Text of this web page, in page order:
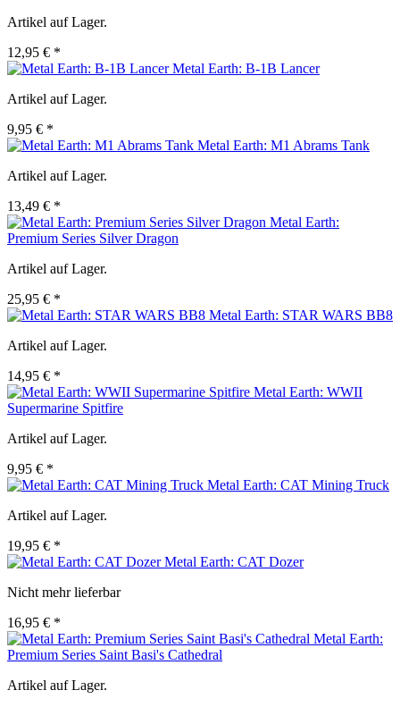
Artikel auf Lager.
12,95 € *
Metal Earth: B-1B Lancer
Artikel auf Lager.
9,95 € *
Metal Earth: M1 Abrams Tank
Artikel auf Lager.
13,49 € *
Metal Earth:
Premium Series Silver Dragon
Artikel auf Lager.
25,95 € *
Metal Earth: STAR WARS BB8
Artikel auf Lager.
14,95 € *
Metal Earth: WWII
Supermarine Spitfire
Artikel auf Lager.
9,95 € *
Metal Earth: CAT Mining Truck
Artikel auf Lager.
19,95 € *
Metal Earth: CAT Dozer
Nicht mehr lieferbar
16,95 € *
Metal Earth:
Premium Series Saint Basi's Cathedral
Artikel auf Lager.